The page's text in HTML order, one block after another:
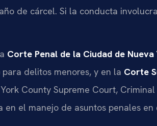
de cárcel. Si la conducta
Corte Penal de la Ciudad de
delitos menores, y en la Corte
County Supreme Court,
el manejo de asuntos penales en